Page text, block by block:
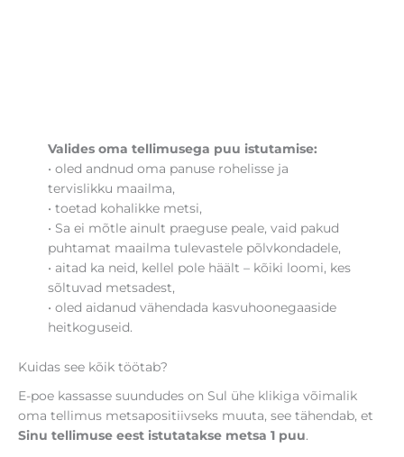
Valides oma tellimusega puu istutamise:
• oled andnud oma panuse rohelisse ja
tervislikku maailma,
• toetad kohalikke metsi,
• Sa ei mõtle ainult praeguse peale, vaid pakud
puhtamat maailma tulevastele põlvkondadele,
• aitad ka neid, kellel pole häält – kõiki loomi, kes
sõltuvad metsadest,
• oled aidanud vähendada kasvuhoonegaaside
heitkoguseid.
Kuidas see kõik töötab?
E-poe kassasse suundudes on Sul ühe klikiga võimalik
oma tellimus metsapositiivseks muuta, see tähendab, et
Sinu tellimuse eest istutatakse metsa 1 puu.